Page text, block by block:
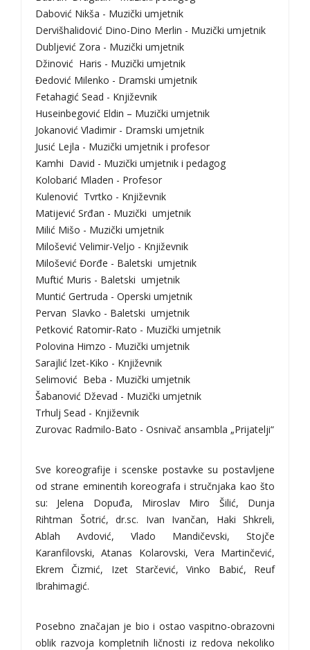
Dabović Nikša - Muzički umjetnik
Dervišhalidović Dino-Dino Merlin - Muzički umjetnik
Dubljević Zora - Muzički umjetnik
Džinović Haris - Muzički umjetnik
Đedović Milenko - Dramski umjetnik
Fetahagić Sead - Književnik
Huseinbegović Eldin – Muzički umjetnik
Jokanović Vladimir - Dramski umjetnik
Jusić Lejla - Muzički umjetnik i profesor
Kamhi David - Muzički umjetnik i pedagog
Kolobarić Mladen - Profesor
Kulenović Tvrtko - Književnik
Matijević Srđan - Muzički umjetnik
Milić Mišo - Muzički umjetnik
Milošević Velimir-Veljo - Književnik
Milošević Đorđe - Baletski umjetnik
Muftić Muris - Baletski umjetnik
Muntić Gertruda - Operski umjetnik
Pervan Slavko - Baletski umjetnik
Petković Ratomir-Rato - Muzički umjetnik
Polovina Himzo - Muzički umjetnik
Sarajlić lzet-Kiko - Književnik
Selimović Beba - Muzički umjetnik
Šabanović Dževad - Muzički umjetnik
Trhulj Sead - Književnik
Zurovac Radmilo-Bato - Osnivač ansambla „Prijatelji“
Sve koreografije i scenske postavke su postavljene
od strane eminentih koreografa i stručnjaka kao što
su: Jelena Dopuđa, Miroslav Miro Šilić, Dunja
Rihtman Šotrić, dr.sc. Ivan Ivančan, Haki Shkreli,
Ablah Avdović, Vlado Mandičevski, Stojče
Karanfilovski, Atanas Kolarovski, Vera Martinčević,
Ekrem Čizmić, Izet Starčević, Vinko Babić, Reuf
Ibrahimagić.
Posebno značajan je bio i ostao vaspitno-obrazovni
oblik razvoja kompletnih ličnosti iz redova nekoliko